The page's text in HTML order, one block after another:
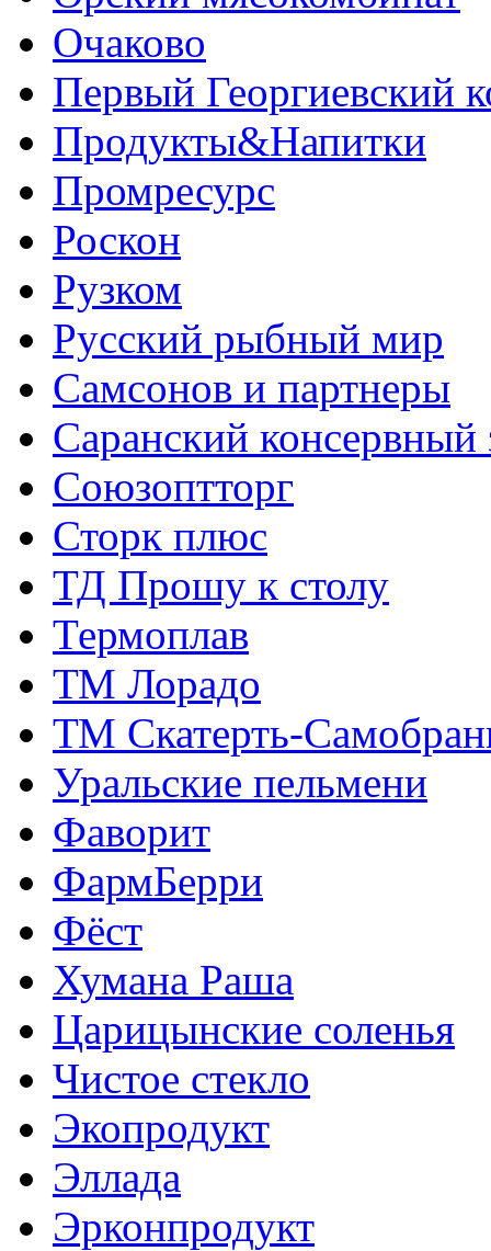
Очаково
Первый Георгиевский
Продукты&Напитки
Промресурс
Роскон
Рузком
Русский рыбный мир
Самсонов и партнеры
Саранский консервный
Союзоптторг
Сторк плюс
ТД Прошу к столу
Термоплав
ТМ Лорадо
ТМ Скатерть-
Уральские пельмени
Фаворит
ФармБерри
Фёст
Хумана Раша
Царицынские соленья
Чистое стекло
Экопродукт
Эллада
Эрконпродукт